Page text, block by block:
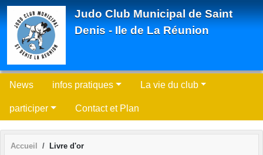
Judo Club Municipal de Saint
Denis - Ile de La Réunion
News infos pratiques La vie du club
participer Contact et Plan
Accueil Livre d'or
Panneau de gestion des cookies